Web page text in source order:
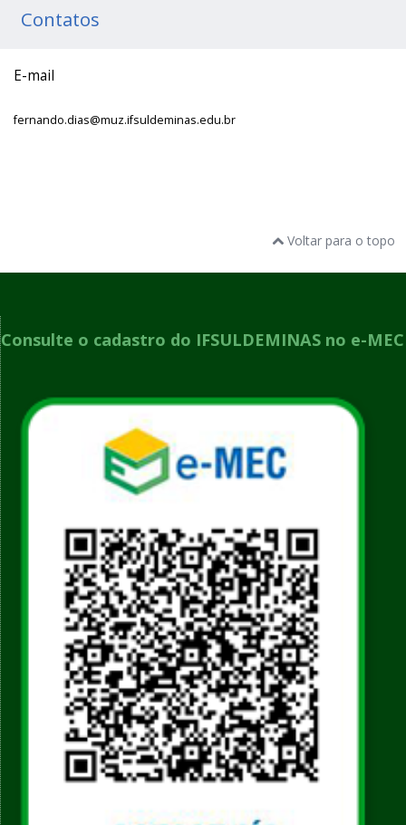
Contatos
E-mail
fernando.dias@muz.ifsuldeminas.edu.br
Voltar para o topo
Consulte o cadastro do IFSULDEMINAS no e-MEC